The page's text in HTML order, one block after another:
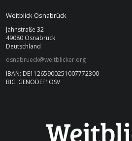
Weitblick Osnabrück
Jahnstraße 32
49080 Osnabrück
Deutschland
osnabrueck@weitblicker.org
IBAN: DE11265900251007772300
BIC: GENODEF1OSV